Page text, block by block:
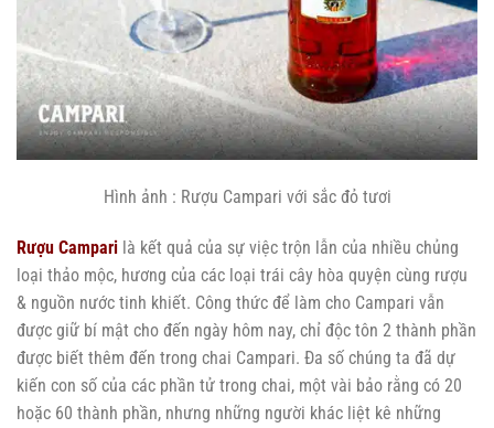
Hình ảnh : Rượu Campari với sắc đỏ tươi
Rượu Campari là kết quả của sự việc trộn lẫn của nhiều chủng
loại thảo mộc, hương của các loại trái cây hòa quyện cùng rượu
& nguồn nước tinh khiết. Công thức để làm cho Campari vẫn
được giữ bí mật cho đến ngày hôm nay, chỉ độc tôn 2 thành phần
được biết thêm đến trong chai Campari. Đa số chúng ta đã dự
kiến con số của các phần tử trong chai, một vài bảo rằng có 20
hoặc 60 thành phần, nhưng những người khác liệt kê những